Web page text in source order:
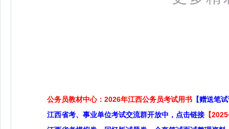
公务员教材中心：2026年江西公务员考试用书 【赠送笔
江西省考、事业单位考试交流群开放中，点击链接 【